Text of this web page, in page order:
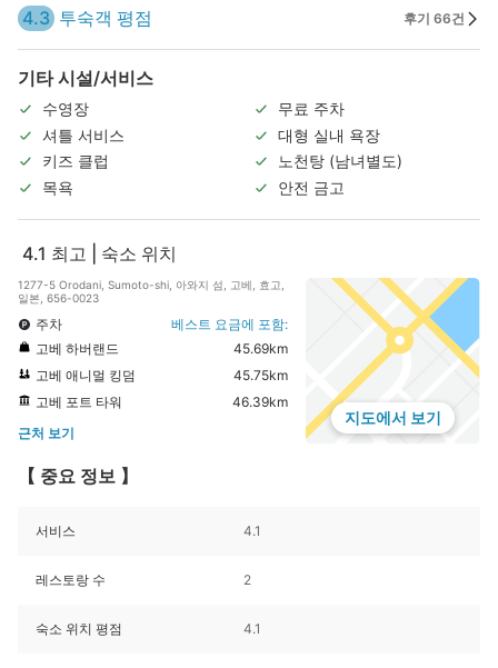
4.3 투숙객 평점 후기 66건
기타 시설/서비스
수영장
무료 주차
셔틀 서비스
대형 실내 욕장
키즈 클럽
노천탕 (남녀별도)
목욕
안전 금고
4.1 최고 | 숙소 위치
1277-5 Orodani, Sumoto-shi, 아와지 섬, 고베, 효고,
일본, 656-0023
주차
베스트 요금에 포함:
고베 하버랜드
45.69km
고베 애니멀 킹덤
45.75km
고베 포트 타워
46.39km
근처 보기
지도에서 보기
【 중요 정보 】
서비스 4.1
레스토랑 수 2
숙소 위치 평점 4.1